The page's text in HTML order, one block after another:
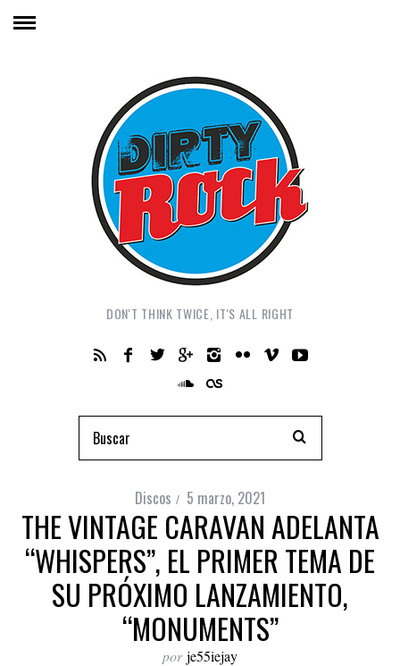
DON'T THINK TWICE, IT'S ALL RIGHT
Discos 5 marzo, 2021
THE VINTAGE CARAVAN ADELANTA
“WHISPERS”, EL PRIMER TEMA DE
SU PRÓXIMO LANZAMIENTO,
“MONUMENTS”
por je55iejay